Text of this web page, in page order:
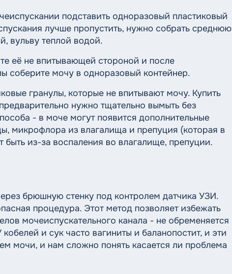
подставить одноразовый пластиковый
лучше пропустить, нужно собрать среднюю
вульву теплой водой.
её не впитывающей стороной и после
соберите мочу в одноразовый контейнер.
гранулы, которые не впитывают мочу. Купить
нужно тщательно вымыть без
- в моче могут появится дополнительные
микрофлора из влагалища и препуция (которая в
из-за воспаления во влагалище, препуции.
брюшную стенку под контролем датчика УЗИ.
процедура. Этот метод позволяет избежать
мочеиспускательного канала - не обременяется
и сук часто вагиниты и баланопостит, и эти
мочи, и нам сложно понять касается ли проблема